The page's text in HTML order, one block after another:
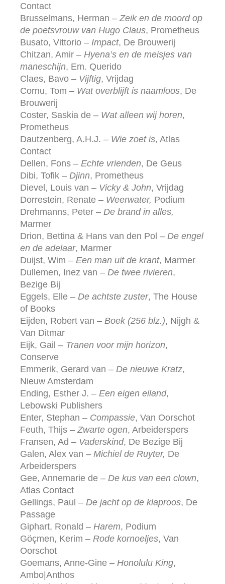
Contact
Brusselmans, Herman –Zeik en de moord op
de poetsvrouw van Hugo Claus, Prometheus
Busato, Vittorio – Impact, De Brouwerij
Chitzan, Amir – Hyena’s en de meisjes van
maneschijn, Em. Querido
Claes, Bavo – Vijftig, Vrijdag
Cornu, Tom – Wat overblijft is naamloos, De
Brouwerij
Coster, Saskia de – Wat alleen wij horen,
Prometheus
Dautzenberg, A.H.J. – Wie zoet is, Atlas
Contact
Dellen, Fons – Echte vrienden, De Geus
Dibi, Tofik – Djinn, Prometheus
Dievel, Louis van – Vicky & John, Vrijdag
Dorrestein, Renate – Weerwater, Podium
Drehmanns, Peter – De brand in alles,
Marmer
Drion, Bettina & Hans van den Pol – De engel
en de adelaar, Marmer
Duijst, Wim – Een man uit de krant, Marmer
Dullemen, Inez van – De twee rivieren,
Bezige Bij
Eggels, Elle – De achtste zuster, The House
of Books
Eijden, Robert van – Boek (256 blz.), Nijgh &
Van Ditmar
Eijk, Gail – Tranen voor mijn horizon,
Conserve
Emmerik, Gerard van – De nieuwe Kratz,
Nieuw Amsterdam
Ending, Esther J. – Een eigen eiland,
Lebowski Publishers
Enter, Stephan – Compassie, Van Oorschot
Feuth, Thijs – Zwarte ogen, Arbeiderspers
Fransen, Ad – Vaderskind, De Bezige Bij
Galen, Alex van – Michiel de Ruyter, De
Arbeiderspers
Gee, Annemarie de – De kus van een clown,
Atlas Contact
Gellings, Paul – De jacht op de klaproos, De
Passage
Giphart, Ronald – Harem, Podium
Göçmen, Kerim – Rode kornoeljes, Van
Oorschot
Goemans, Anne-Gine – Honolulu King,
Ambo|Anthos